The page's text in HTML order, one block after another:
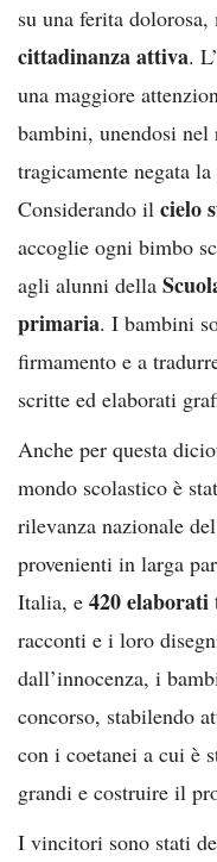
su una ferita
cittadinanza attiva.
una maggiore
bambini, unendosi
tragicamente negata
Considerando il cielo
accoglie ogni bimbo
agli alunni della
primaria. I bambini
firmamento e a
scritte ed elaborati
Anche per questa
mondo scolastico è
rilevanza nazionale
provenienti in larga
Italia, e 420
racconti e i loro
dall’innocenza, i
concorso, stabilendo
con i coetanei a cui è
grandi e costruire il
I vincitori sono stati